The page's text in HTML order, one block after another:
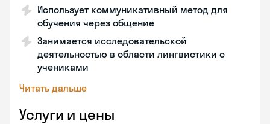
Использует коммуникативный метод для
обучения через общение
Занимается исследовательской
деятельностью в области лингвистики с
учениками
Читать дальше
Услуги и цены